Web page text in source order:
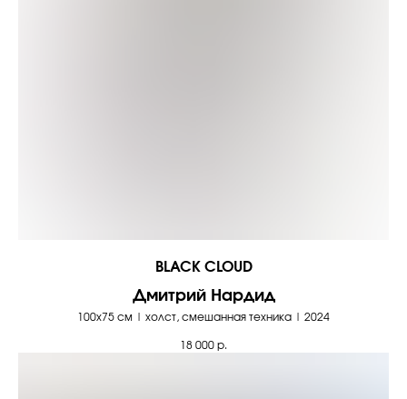
BLACK CLOUD
Дмитрий Нардид
100х75 см | холст, смешанная техника | 2024
18 000 р.